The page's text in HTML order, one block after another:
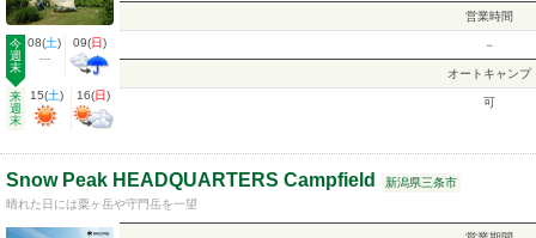
今
週
末
08(土)
---
09(日)
来
週
末
15(土) 16(日)
営業時間
－
オートキャンプ
可
Snow Peak HEADQUARTERS Campfield
新潟県三条市
晴れた日には粟ヶ岳や守門岳を一望